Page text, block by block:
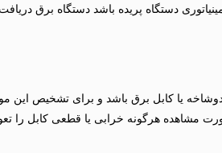
دستگاه پریده باشد دستگاه برق
یا کابل برق باشد و برای تشخیص این
مشاهده هرگونه خرابی یا قطعی کابل را